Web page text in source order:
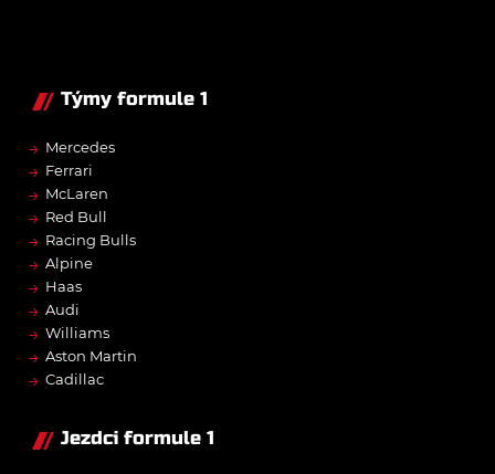
Týmy formule 1
→ Mercedes
→ Ferrari
→ McLaren
→ Red Bull
→ Racing Bulls
→ Alpine
→ Haas
→ Audi
→ Williams
→ Aston Martin
→ Cadillac
Jezdci formule 1